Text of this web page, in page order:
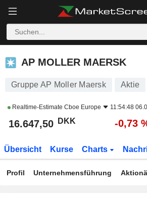
AP MOLLER MAERSK
AP MOLLER MAERSK
Gruppe AP Moller Maersk Aktie
Realtime-Estimate Cboe Europe 11:54:48
16.647,50 DKK -0,73
Übersicht Kurse Charts
Profil Unternehmensführung